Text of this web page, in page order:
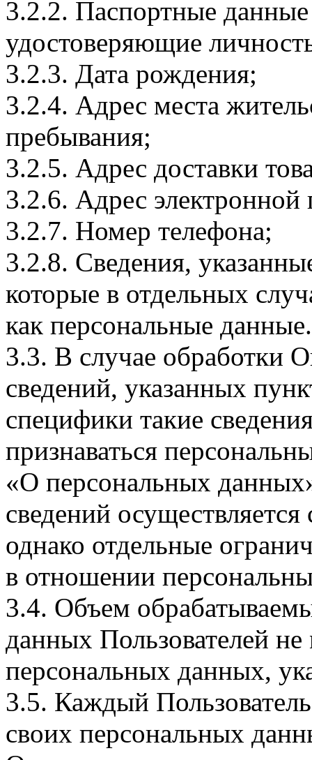
3.2.2. Паспортные
удостоверяющие
3.2.3. Дата рождения;
3.2.4. Адрес места
пребывания;
3.2.5. Адрес доставки
3.2.6. Адрес электронной
3.2.7. Номер телефона;
3.2.8. Сведения,
которые в отдельных
как персональные данные.
3.3. В случае обработки
сведений, указанных
специфики такие
признаваться
«О персональных
сведений
однако отдельные
в отношении
3.4. Объем
данных Пользователей
персональных данных,
3.5. Каждый
своих персональных